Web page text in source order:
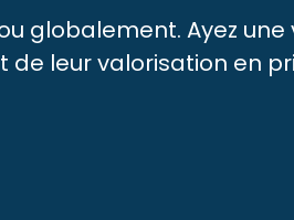
globalement. Ayez
leur valorisation en